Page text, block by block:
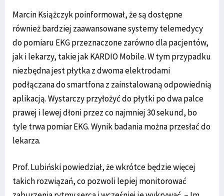
Marcin Książczyk poinformował, że są dostępne
również bardziej zaawansowane systemy telemedycy
do pomiaru EKG przeznaczone zarówno dla pacjentów,
jak i lekarzy, takie jak KARDIO Mobile. W tym przypadku
niezbędna jest płytka z dwoma elektrodami
podłączana do smartfona z zainstalowaną odpowiednią
aplikacją. Wystarczy przyłożyć do płytki po dwa palce
prawej i lewej dłoni przez co najmniej 30 sekund, bo
tyle trwa pomiar EKG. Wynik badania można przesłać do
lekarza.
Prof. Lubiński powiedział, że wkrótce będzie więcej
takich rozwiązań, co pozwoli lepiej monitorować